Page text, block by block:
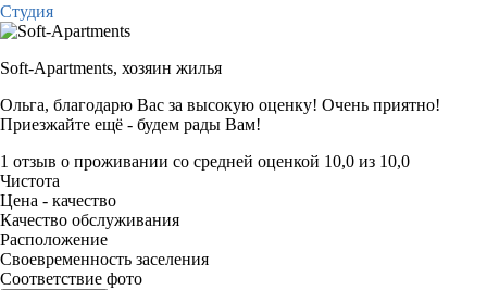
Студия
Soft-Apartments, хозяин жилья
Ольга, благодарю Вас за высокую оценку! Очень приятно!
Приезжайте ещё - будем рады Вам!
1 отзыв о проживании со средней оценкой 10,0 из 10,0
Чистота
Цена - качество
Качество обслуживания
Расположение
Своевременность заселения
Соответствие фото